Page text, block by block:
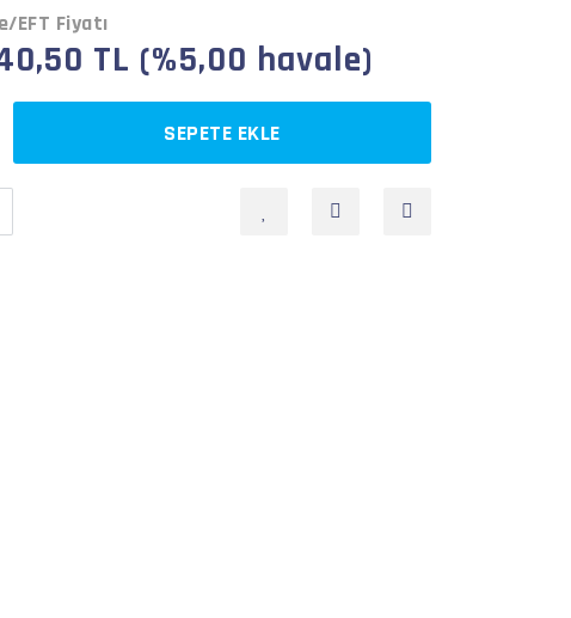
EFT Fiyatı
TL (%5,00 havale)
SEPETE EKLE